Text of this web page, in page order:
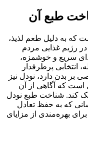
طبع آن
که به دلیل طعم لذیذ،
در رژیم غذایی مردم
سریع و خوشمزه،
انتخابی پرطرفدار
بر بدن دارد، نودل نیز
که آگاهی از آن
کند. شناخت طبع نودل
که به حفظ تعادل
بهره‌مندی از مزایای